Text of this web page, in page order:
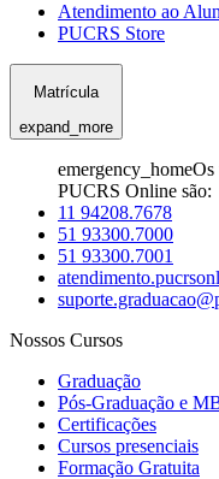
Atendimento ao
PUCRS Store
Matrícula
expand_more
emergency_homeOs
PUCRS Online são:
11 94208.7678
51 93300.7000
51 93300.7001
Nossos Cursos
Graduação
Pós-Graduação e
Certificações
Cursos presenciais
Formação Gratuita